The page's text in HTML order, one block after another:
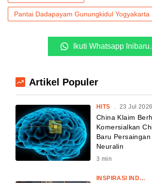
Pantai Dadapayam Gunungkidul Yogyakarta
Ikuti Whatsapp
Artikel Populer
HITS . 23 Jul 2026
China Klaim
Komersialkan
Baru Persaingan
Neuralin
3 min
INSPIRASI INDONESIA